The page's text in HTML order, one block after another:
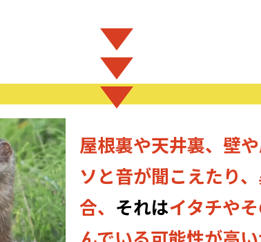
屋根裏や天井裏、壁
ソと音が聞こえたり
合、 それはイタチや